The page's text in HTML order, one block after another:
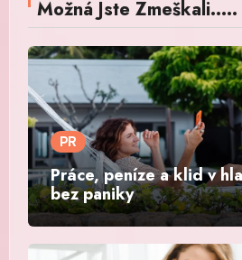
Možná Jste Zmeškali.....
PR
Práce, peníze a klid v
bez paniky